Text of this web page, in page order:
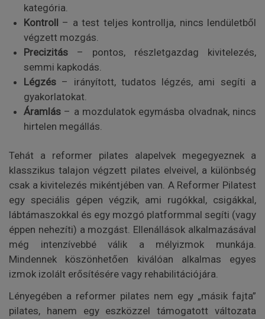
kategória.
Kontroll – a test teljes kontrollja, nincs lendületből
végzett mozgás.
Precizitás – pontos, részletgazdag kivitelezés,
semmi kapkodás.
Légzés – irányított, tudatos légzés, ami segíti a
gyakorlatokat.
Áramlás – a mozdulatok egymásba olvadnak, nincs
hirtelen megállás.
Tehát a reformer pilates alapelvek megegyeznek a
klasszikus talajon végzett pilates elveivel, a különbség
csak a kivitelezés mikéntjében van. A Reformer Pilatest
egy speciális gépen végzik, ami rugókkal, csigákkal,
lábtámaszokkal és egy mozgó platformmal segíti (vagy
éppen nehezíti) a mozgást. Ellenállások alkalmazásával
még intenzívebbé válik a mélyizmok munkája.
Mindennek köszönhetően kiválóan alkalmas egyes
izmok izolált erősítésére vagy rehabilitációjára.
Lényegében a reformer pilates nem egy „másik fajta”
pilates, hanem egy eszközzel támogatott változata